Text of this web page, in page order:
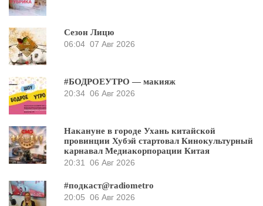
Сезон Лицю
06:04 07 Авг 2026
#БОДРОЕУТРО — макияж
20:34 06 Авг 2026
Накануне в городе Ухань китайской
провинции Хубэй стартовал Кинокультурный
карнавал Медиакорпорации Китая
20:31
06 Авг 2026
#подкаст@radiometro
20:05 06 Авг 2026